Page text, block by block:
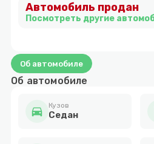
Автомобиль продан
Посмотреть другие
Об автомобиле
Об автомобиле
directions_car Кузов
Cедан